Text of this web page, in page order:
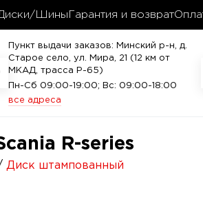
Шины Гарантия и возврат
Пункт выдачи заказов: Минский р-н, д.
Старое село, ул. Мира, 21 (12 км от
МКАД, трасса P-65)
Пн-Сб 09:00-19:00; Вс: 09:00-18:00
все адреса
R-series
Диск штампованный